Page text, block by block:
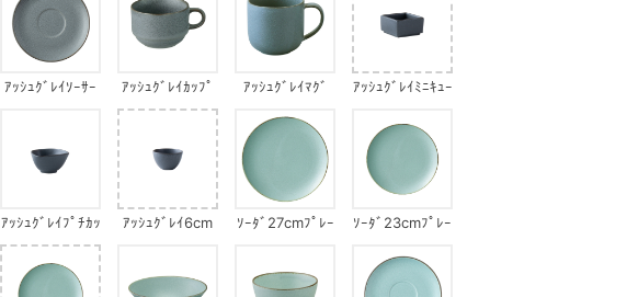
ｱｯｼｭｸﾞﾚｲｿｰｻｰ ｱｯｼｭｸﾞﾚｲｶｯﾌﾟ ｱｯｼｭｸﾞﾚｲﾏｸﾞ
ｱｯｼｭｸﾞﾚｲﾐﾆｷｭｰ
ｱｯｼｭｸﾞﾚｲﾌﾟﾁｶｯ
ﾌﾟｻﾝｶｸﾎﾞｳﾙ
ｱｯｼｭｸﾞﾚｲ6cm
ｿｰﾀﾞ27cmﾌﾟﾚｰ
ｿｰﾀﾞ23cmﾌﾟﾚｰ